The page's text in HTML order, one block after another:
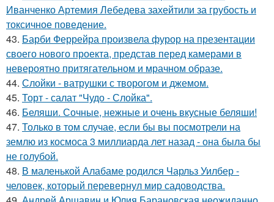
Иванченко Артемия Лебедева захейтили за грубость и
токсичное поведение.
43. Барби Феррейра произвела фурор на презентации
своего нового проекта, представ перед камерами в
невероятно притягательном и мрачном образе.
44. Слойки - ватрушки с творогом и джемом.
45. Торт - салат "Чудо - Слойка".
46. Беляши. Сочные, нежные и очень вкусные беляши!
47. Только в том случае, если бы вы посмотрели на
землю из космоса 3 миллиарда лет назад - она была бы
не голубой.
48. В маленькой Алабаме родился Чарльз Уилбер -
человек, который перевернул мир садоводства.